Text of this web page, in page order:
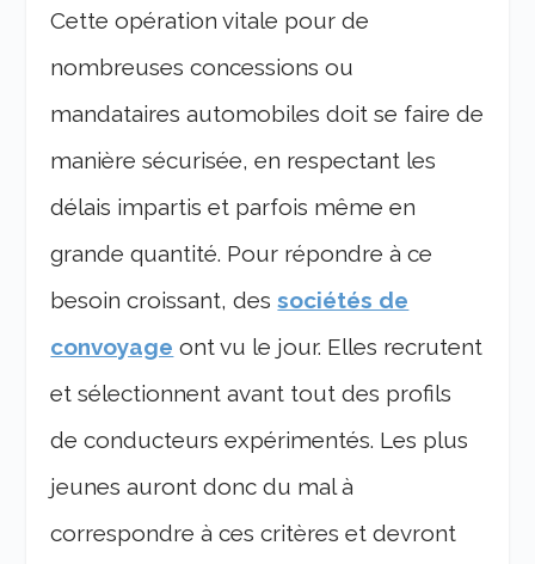
Cette opération vitale pour de
nombreuses concessions ou
mandataires automobiles doit se faire de
manière sécurisée, en respectant les
délais impartis et parfois même en
grande quantité. Pour répondre à ce
besoin croissant, dessociétés de
convoyage ont vu le jour. Elles recrutent
et sélectionnent avant tout des profils
de conducteurs expérimentés. Les plus
jeunes auront donc du mal à
correspondre à ces critères et devront